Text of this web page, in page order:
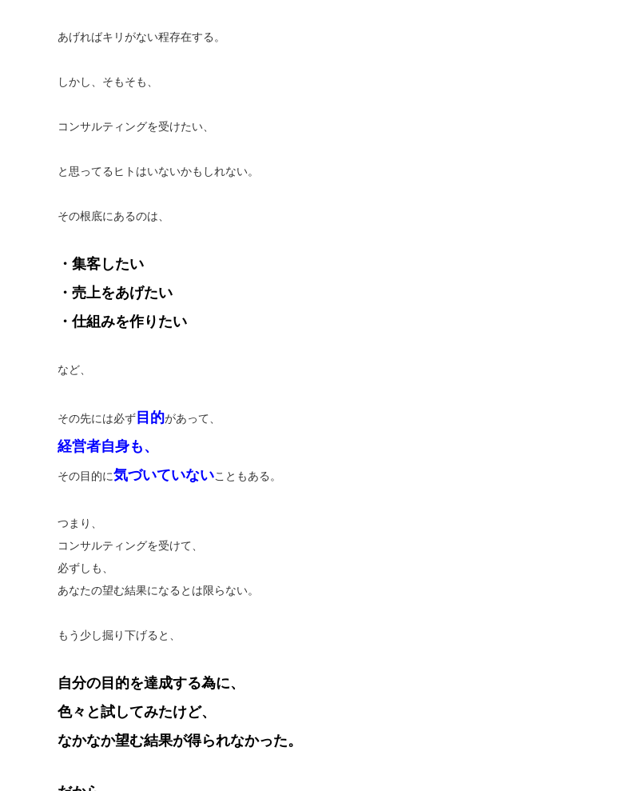
あげればキリがない程存在する。
しかし、そもそも、
コンサルティングを受けたい、
と思ってるヒトはいないかもしれない。
その根底にあるのは、
・集客したい
・売上をあげたい
・仕組みを作りたい
など、
その先には必ず 目的があって、
経営者自身も、
その目的に気づいていないこともある。
つまり、
コンサルティングを受けて、
必ずしも、
あなたの望む結果になるとは限らない。
もう少し掘り下げると、
自分の目的を達成する為に、
色々と試してみたけど、
なかなか望む結果が得られなかった。